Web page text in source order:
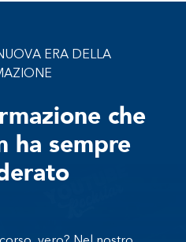
ERA DELLA
che
ha sempre